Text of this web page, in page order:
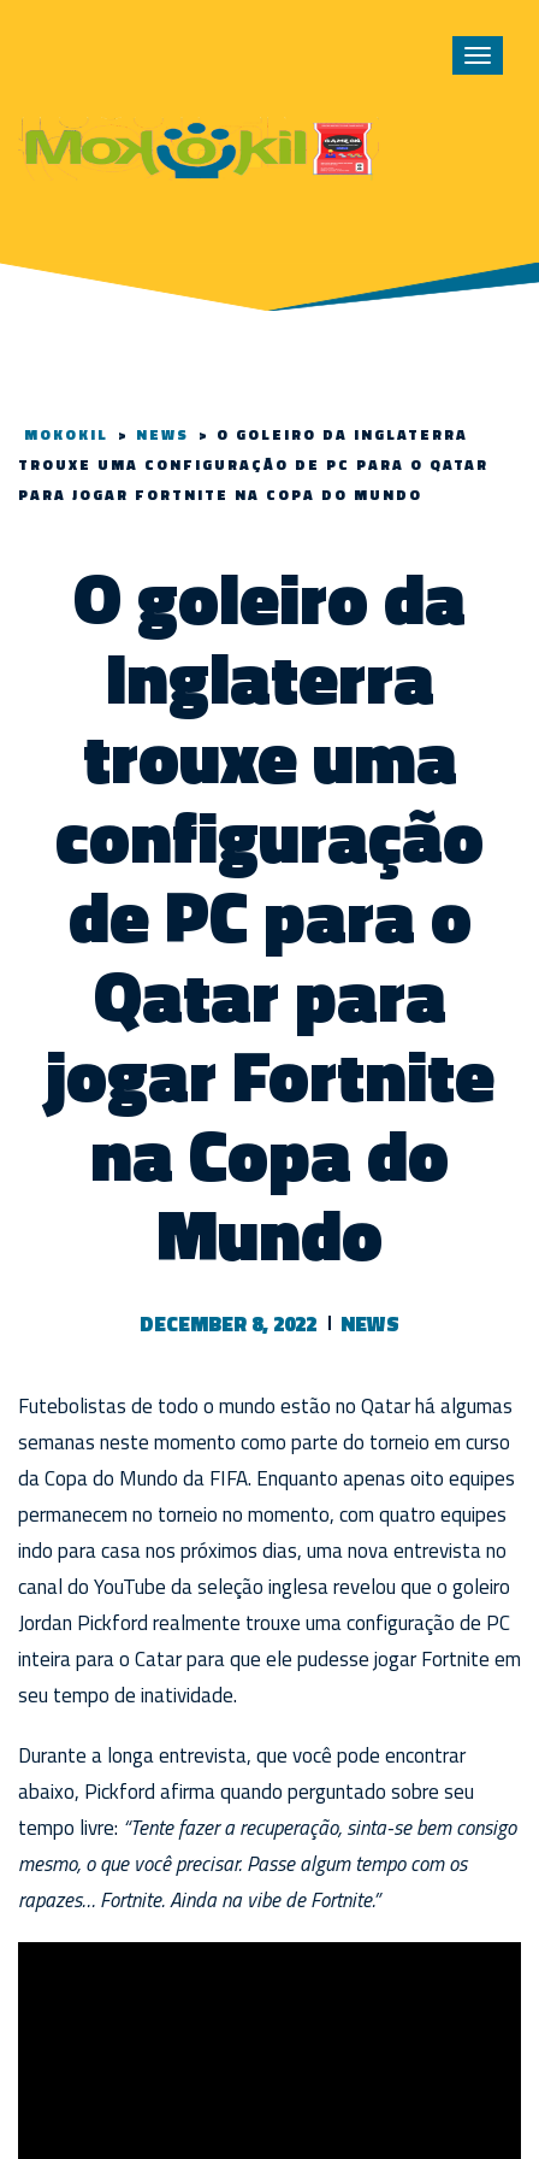
Toggle
MOKOKIL > NEWS > O GOLEIRO DA INGLATERRA
TROUXE UMA CONFIGURAÇÃO DE PC PARA O QATAR
PARA JOGAR FORTNITE NA COPA DO MUNDO
O goleiro da
Inglaterra
trouxe uma
configuração
de PC para o
Qatar para
jogar Fortnite
na Copa do
Mundo
DECEMBER 8, 2022 NEWS
Futebolistas de todo o mundo estão no Qatar há algumas
semanas neste momento como parte do torneio em curso
da Copa do Mundo da FIFA. Enquanto apenas oito equipes
permanecem no torneio no momento, com quatro equipes
indo para casa nos próximos dias, uma nova entrevista no
canal do YouTube da seleção inglesa revelou que o goleiro
Jordan Pickford realmente trouxe uma configuração de PC
inteira para o Catar para que ele pudesse jogar Fortnite em
seu tempo de inatividade.
Durante a longa entrevista, que você pode encontrar
abaixo, Pickford afirma quando perguntado sobre seu
tempo livre: “Tente fazer a recuperação, sinta-se bem consigo
mesmo, o que você precisar. Passe algum tempo com os
rapazes… Fortnite. Ainda na vibe de Fortnite.”